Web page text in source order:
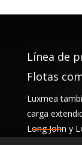
Línea de
Flotas
Luxmea
carga
Long John y